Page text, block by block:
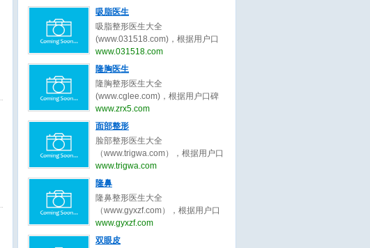
爱林,王先成,李东,徐航,王军,欧阳春,
戴婷婷,曾斌,吴玉家,梁晓健,潘峰等
关于隆鼻修复的专家和信息。预约
咨询微信：bianmei0528。
形医生，包括不限于隆鼻修复整形
修复隆鼻整形医生、北京隆鼻修复
整形医生、上海隆鼻修复整形医
生、广州隆鼻修复整形医生、成都
隆鼻修复整形医生、武汉隆鼻修复
整形医生、西安隆鼻修复整形、郑
州隆鼻修复整形。隆鼻修复整形医
生大全，秉承为客户服务公平公正
原则，为整形客户求美决策推荐最
好的隆鼻修复整形医生。
吸脂医生
吸脂整形医生大全
(www.031518.com)，根据用户口
碑收录全中国最好的吸脂整形医
生，包括不限于吸脂整形外科医
形医生、北京吸脂整形医生、上海
吸脂整形医生、广州吸脂整形医
生、成都吸脂整形医生、武汉吸脂
整形医生、西安吸脂整形、郑州吸
脂整形。吸脂整形医生大全，秉承
为客户服务公平公正原则，为整形
客户求美决策推荐最好的吸脂整形
医生。
www.031518.com
隆胸医生
隆胸整形医生大全
(www.cglee.com)，根据用户口碑
收录全中国最好的隆胸整形医生，
包括不限于隆胸整形外科医生、隆
生、北京隆胸整形医生、上海隆胸
整形医生、广州隆胸整形医生、成
都隆胸整形医生、武汉隆胸整形医
生、西安隆胸整形、郑州隆胸整
形。隆胸整形医生大全，秉承为客
户服务公平公正原则，为整形客户
求美决策推荐最好的隆胸整形医
生。
www.zrx5.com
面部整形
脸部整形医生大全
（www.trigwa.com），根据用户口
碑收录全中国最好的脸部整形医
生，包括不限于脸部整形外科医
生、眼睛整形医生、吸脂整形医
生、修复整形医生、北京脸部整形
医生、上海脸部整形医生、广州脸
部整形医生、成都脸部整形医生、
www.trigwa.com
隆鼻
隆鼻整形医生大全
（www.gyxzf.com），根据用户口
碑收录全中国最好的隆鼻整形医
生，包括不限于隆鼻整形外科医
www.gyxzf.com
双眼皮